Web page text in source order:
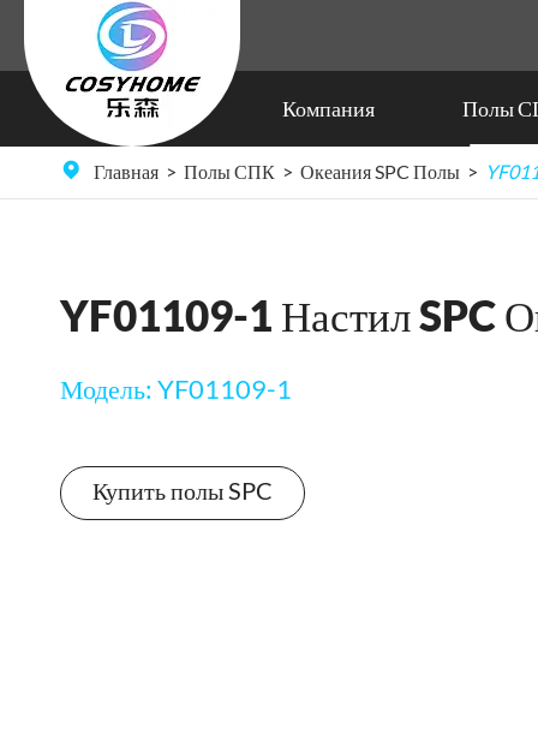
Компания Полы
Главная Полы СПК Океания SPC Полы
YF01109-1 Настил SPC
Модель: YF01109-1
Купить полы SPC